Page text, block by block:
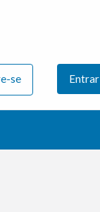
se Entrar